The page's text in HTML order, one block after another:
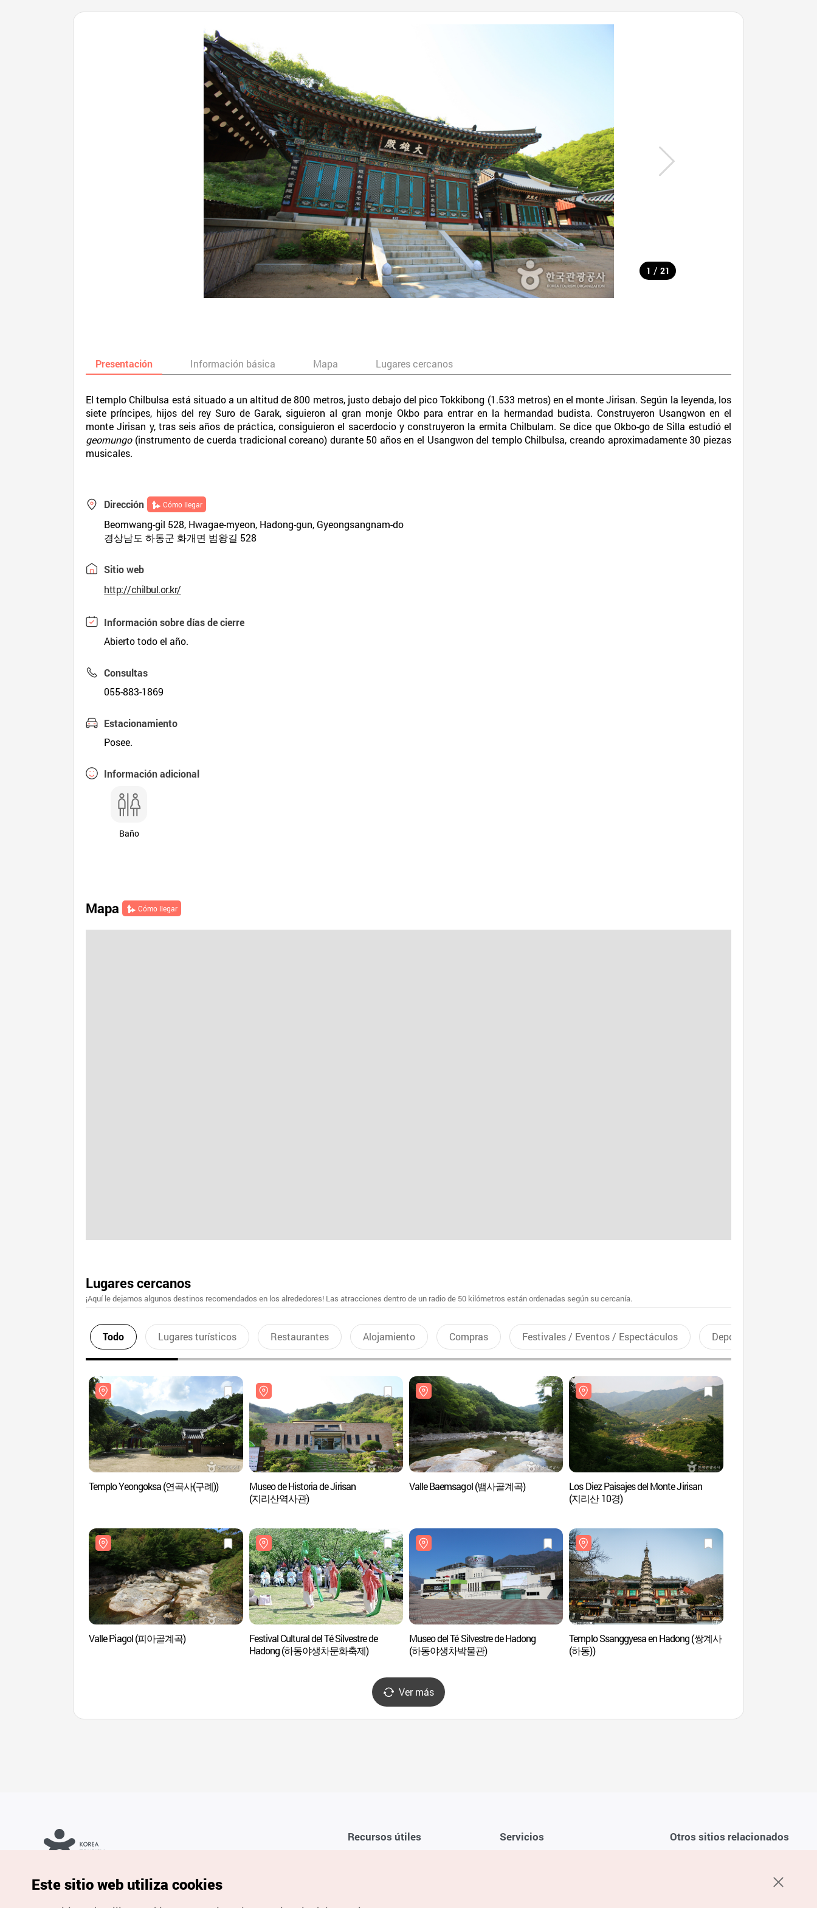
1 / 21
Presentación Información básica Mapa Lugares cercanos
El templo Chilbulsa está situado a un altitud de 800 metros, justo debajo del pico Tokkibong (1.533 metros) en el monte Jirisan. Según la leyenda, los
siete príncipes, hijos del rey Suro de Garak, siguieron al gran monje Okbo para entrar en la hermandad budista. Construyeron Usangwon en el
monte Jirisan y, tras seis años de práctica, consiguieron el sacerdocio y construyeron la ermita Chilbulam. Se dice que Okbo-go de Silla estudió el
geomungo(instrumento de cuerda tradicional coreano) durante 50 años en el Usangwon del templo Chilbulsa, creando aproximadamente 30 piezas
musicales.
Dirección Cómo llegar
Beomwang-gil 528, Hwagae-myeon, Hadong-gun, Gyeongsangnam-do
경상남도 하동군 화개면 범왕길 528
Sitio web
http://chilbul.or.kr/
Información sobre días de cierre
Abierto todo el año.
Consultas
055-883-1869
Estacionamiento
Posee.
Información adicional
Baño
Mapa Cómo llegar
Lugares cercanos
¡Aquí le dejamos algunos destinos recomendados en los alrededores! Las atracciones dentro de un radio de 50 kilómetros están ordenadas según su cercanía.
Todo Lugares turísticos Restaurantes Alojamiento Compras Festivales / Eventos / Espectáculos Deportes recreativos
Templo Yeongoksa (연곡사(구례))
Museo de Historia de Jirisan
(지리산역사관)
Valle Baemsagol (뱀사골계곡)
Los Diez Paisajes del Monte Jirisan
(지리산 10경)
Valle Piagol (피아골계곡)
Festival Cultural del Té Silvestre de
Hadong (하동야생차문화축제)
Museo del Té Silvestre de Hadong
(하동야생차박물관)
Templo Ssanggyesa en Hadong (쌍계사
(하동))
Ver más
Recursos útiles Servicios Otros sitios relacionados
derechos reservados.
Para informes de errores y cuestiones relacionadas con el sitio
Este sitio web utiliza cookies